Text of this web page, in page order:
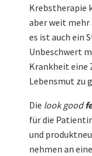
Krebstherapie
aber weit mehr
es ist auch ein
Unbeschwert
Krankheit eine
Lebensmut zu
Die look good
für die
und
nehmen an